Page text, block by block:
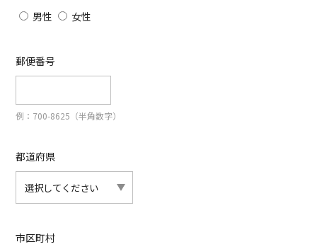
男性
女性
郵便番号
例：700-8625（半角数字）
都道府県
市区町村